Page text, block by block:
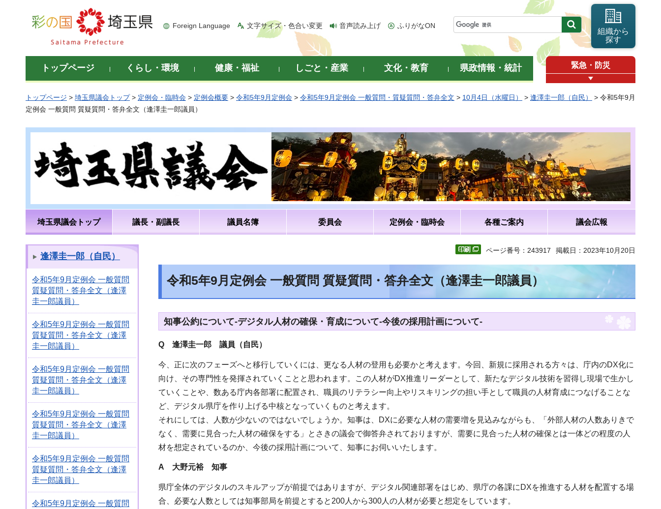
彩の国 埼玉県
Foreign Language 文字サイズ・色合い変更 音声読み上げ ふりがなON
組織から
探す
トップページ くらし・環境 健康・福祉 しごと・産業 文化・教育 県政情報・統計 緊急・防災
トップページ > 埼玉県議会トップ> 定例会・臨時会 > 定例会概要 > 令和5年9月定例会 > 令和5年9月定例会 一般質問・質疑質問・答弁全文 > 10月4日（水曜日） > 逢澤圭一郎（自民）
> 令和5年9月
定例会 一般質問 質疑質問・答弁全文（逢澤圭一郎議員）
埼玉県議会トップ 議長・副議長 議員名簿 委員会 定例会・臨時会 各種ご案内 議会広報
逢澤圭一郎（自民）
令和5年9月定例会 一般質問
質疑質問・答弁全文（逢澤
圭一郎議員）
令和5年9月定例会 一般質問
質疑質問・答弁全文（逢澤
圭一郎議員）
令和5年9月定例会 一般質問
質疑質問・答弁全文（逢澤
圭一郎議員）
令和5年9月定例会 一般質問
質疑質問・答弁全文（逢澤
圭一郎議員）
令和5年9月定例会 一般質問
質疑質問・答弁全文（逢澤
圭一郎議員）
令和5年9月定例会 一般質問
ページ番号：243917 掲載日：2023年10月20日
令和5年9月定例会 一般質問 質疑質問・答弁全文（逢澤圭一郎議員）
知事公約について-デジタル人材の確保・育成について-今後の採用計画について-
Q 逢澤圭一郎 議員（自民）
今、正に次のフェーズへと移行していくには、更なる人材の登用も必要かと考えます。今回、新規に採用される方々は、庁内のDX化に
向け、その専門性を発揮されていくことと思われます。この人材がDX推進リーダーとして、新たなデジタル技術を習得し現場で生かし
ていくことや、数ある庁内各部署に配置され、職員のリテラシー向上やリスキリングの担い手として職員の人材育成につなげることな
ど、デジタル県庁を作り上げる中核となっていくものと考えます。
それにしては、人数が少ないのではないでしょうか。知事は、DXに必要な人材の需要増を見込みながらも、「外部人材の人数ありきで
なく、需要に見合った人材の確保をする」とさきの議会で御答弁されておりますが、需要に見合った人材の確保とは一体どの程度の人
材を想定されているのか、今後の採用計画について、知事にお伺いいたします。
A 大野元裕 知事
県庁全体のデジタルのスキルアップが前提ではありますが、デジタル関連部署をはじめ、県庁の各課にDXを推進する人材を配置する場
合、必要な人数としては知事部局を前提とすると200人から300人の人材が必要と想定をしています。